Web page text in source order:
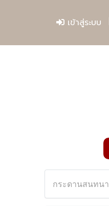
เข้าสู่ระบบ
กระดานสนทนา